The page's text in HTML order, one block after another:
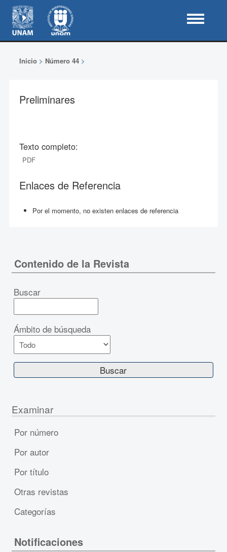
Inicio> Número 44>
Preliminares
Texto completo:
PDF
Enlaces de Referencia
Por el momento, no existen enlaces de referencia
Contenido de la Revista
Buscar
Ámbito de búsqueda
Examinar
Por número
Por autor
Por título
Otras revistas
Categorías
Notificaciones